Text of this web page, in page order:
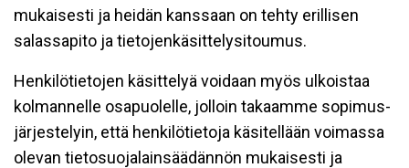
mukaisesti ja heidän kanssaan on tehty erillisen
salassapito ja tietojenkäsittelysitoumus.
Henkilötietojen käsittelyä voidaan myös ulkoistaa
kolmannelle osapuolelle, jolloin takaamme sopimus-
järjestelyin, että henkilötietoja käsitellään voimassa
olevan tietosuojalainsäädännön mukaisesti ja